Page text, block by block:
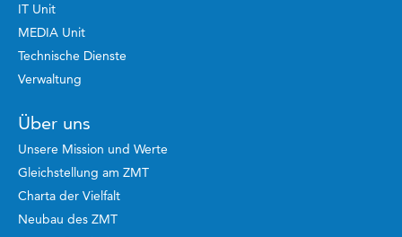
IT Unit
MEDIA Unit
Technische Dienste
Verwaltung
Über uns
Unsere Mission und Werte
Gleichstellung am ZMT
Charta der Vielfalt
Neubau des ZMT